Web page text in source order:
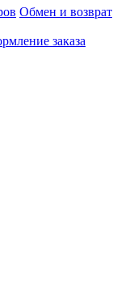
Обмен и возврат
заказа